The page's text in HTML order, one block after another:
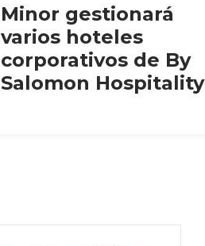
Minor gestionará
varios hoteles
corporativos de By
Salomon Hospitality